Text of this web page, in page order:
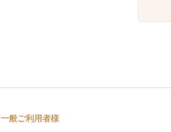
一般ご利用者様